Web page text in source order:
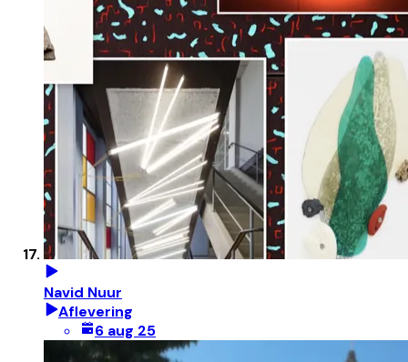
Navid Nuur
Aflevering
6 aug 25